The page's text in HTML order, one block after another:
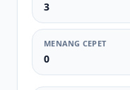
3
MENANG CEPET
0